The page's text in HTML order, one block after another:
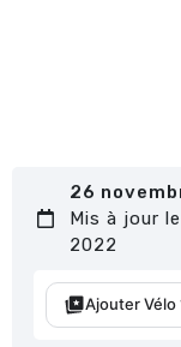
26
Mis à jour
2022
Ajouter Vélo